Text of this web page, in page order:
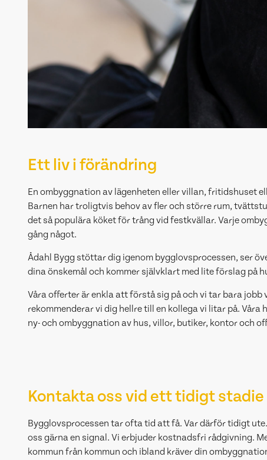
Ett liv i förändring
En ombyggnation av lägenheten eller villan, fritidshuset
Barnen har troligtvis behov av fler och större rum,
det så populära köket för trång vid festkvällar. Varje
gång något.
Ådahl Bygg stöttar dig igenom bygglovsprocessen, ser
dina önskemål och kommer självklart med lite förslag på
Våra offerter är enkla att förstå sig på och vi tar bara
rekommenderar vi dig hellre till en kollega vi litar på.
ny- och ombyggnation av hus, villor, butiker, kontor och
Kontakta oss vid ett tidigt stadie
Bygglovsprocessen tar ofta tid att få. Var därför tidigt
oss gärna en signal. Vi erbjuder kostnadsfri rådgivning.
kommun från kommun och ibland kräver din